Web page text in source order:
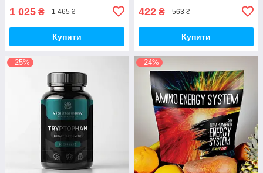
1 025 ₴ 1 465 ₴
Купити
422 ₴ 563 ₴
Купити
–25% –24%